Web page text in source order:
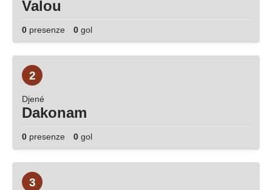
Valou
0 presenze 0 gol
2
Djené
Dakonam
0 presenze 0 gol
3